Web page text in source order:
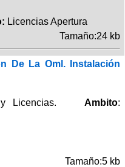
Licencias Apertura
Tamaño:24 kb
De La Oml. Instalación
y Licencias. Ambito:
Tamaño:5 kb